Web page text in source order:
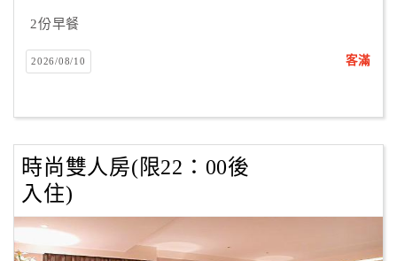
2份早餐
2026/08/10 客滿
時尚雙人房(限22：00後
入住)